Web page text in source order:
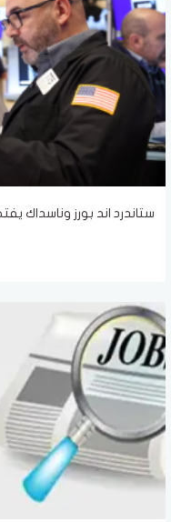
ستاندرد اند بورز وناسداك